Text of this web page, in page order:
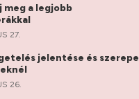
meg a legjobb
27.
jelentése és szerepe
26.